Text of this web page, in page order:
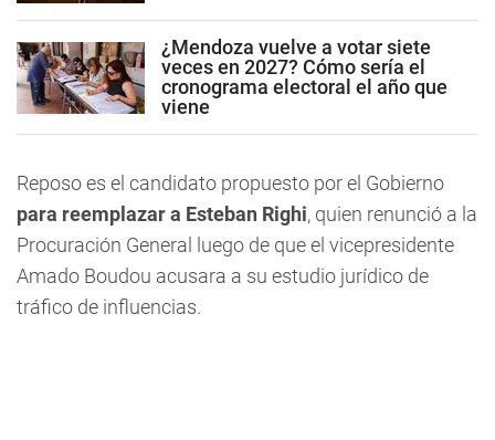
¿Mendoza vuelve a votar siete
veces en 2027? Cómo sería el
cronograma electoral el año que
viene
Reposo es el candidato propuesto por el Gobierno
para reemplazar a Esteban Righi, quien renunció a la
Procuración General luego de que el vicepresidente
Amado Boudou acusara a su estudio jurídico de
tráfico de influencias.